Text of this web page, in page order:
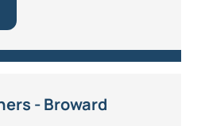
- Broward